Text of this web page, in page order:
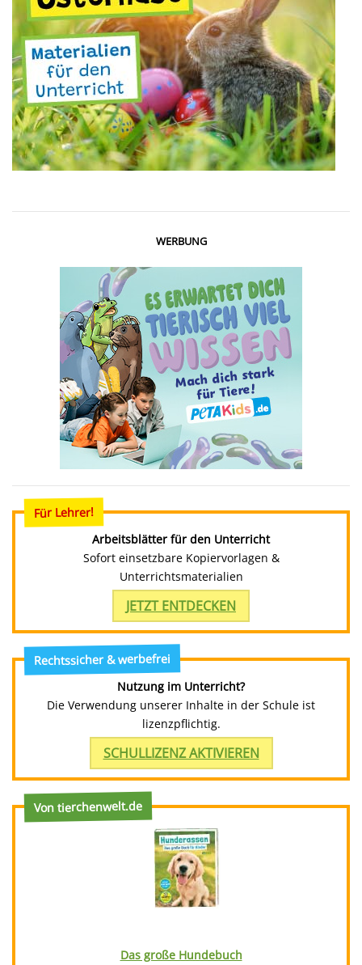
WERBUNG
Für Lehrer!
Arbeitsblätter für den Unterricht
Sofort einsetzbare Kopiervorlagen &
Unterrichtsmaterialien
JETZT ENTDECKEN
Rechtssicher & werbefrei
Nutzung im Unterricht?
Die Verwendung unserer Inhalte in der Schule ist
lizenzpflichtig.
SCHULLIZENZ AKTIVIEREN
Von tierchenwelt.de
Das große Hundebuch